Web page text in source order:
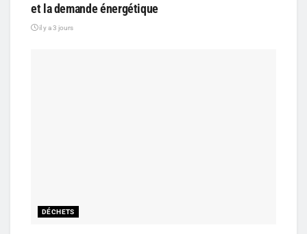
et la demande énergétique
il y a 3 jours
DÉCHETS